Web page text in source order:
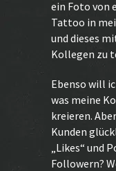
ein Foto von
Tattoo in
und dieses
Kollegen zu
Ebenso will
was meine
kreieren.
Kunden
„Likes“ und
Followern?